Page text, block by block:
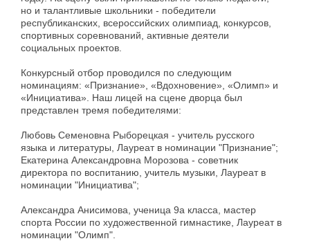
но и талантливые школьники - победители
республиканских, всероссийских олимпиад, конкурсов,
спортивных соревнований, активные деятели
социальных проектов.
Конкурсный отбор проводился по следующим
номинациям: «Признание», «Вдохновение», «Олимп» и
«Инициатива». Наш лицей на сцене дворца был
представлен тремя победителями:
Любовь Семеновна Рыборецкая - учитель русского
языка и литературы, Лауреат в номинации "Признание";
Екатерина Александровна Морозова - советник
директора по воспитанию, учитель музыки, Лауреат в
номинации "Инициатива";
Александра Анисимова, ученица 9а класса, мастер
спорта России по художественной гимнастике, Лауреат в
номинации "Олимп".